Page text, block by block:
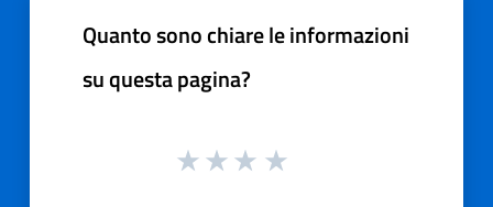
Quanto sono chiare le informazioni
su questa pagina?